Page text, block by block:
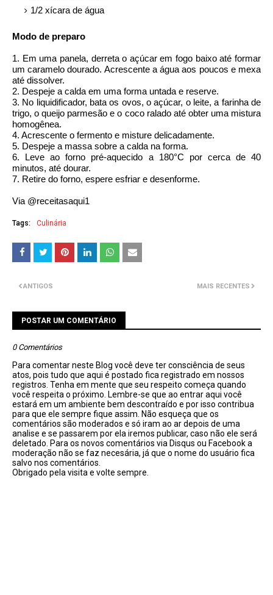
1/2 xícara de água
Modo de preparo
1. Em uma panela, derreta o açúcar em fogo baixo até formar
um caramelo dourado. Acrescente a água aos poucos e mexa
até dissolver.
2. Despeje a calda em uma forma untada e reserve.
3. No liquidificador, bata os ovos, o açúcar, o leite, a farinha de
trigo, o queijo parmesão e o coco ralado até obter uma mistura
homogênea.
4. Acrescente o fermento e misture delicadamente.
5. Despeje a massa sobre a calda na forma.
6. Leve ao forno pré-aquecido a 180°C por cerca de 40
minutos, até dourar.
7. Retire do forno, espere esfriar e desenforme.
Via @receitasaqui1
Tags: Culinária
MAIS RECENTES
ANTIGOS
POSTAR UM COMENTÁRIO
0 Comentários
Para comentar neste Blog você deve ter consciência de seus
atos, pois tudo que aqui é postado fica registrado em nossos
registros. Tenha em mente que seu respeito começa quando
você respeita o próximo. Lembre-se que ao entrar aqui você
estará em um ambiente bem descontraído e por isso contribua
para que ele sempre fique assim. Não esqueça que os
comentários são moderados e só iram ao ar depois de uma
analise e se passarem por ela iremos publicar, caso não ele será
deletado. Para os novos comentários via Disqus ou Facebook a
moderação não se faz necesária, já que o nome do usuário fica
salvo nos comentários.
Obrigado pela visita e volte sempre.